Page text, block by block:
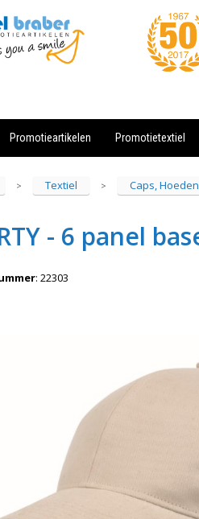
Promotieartikelen Promotietextiel
> Textiel > Caps,
- 6 panel
: 22303